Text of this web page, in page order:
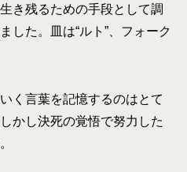
き残るための手段として調
した。皿は“ルト”、フォーク
く言葉を記憶するのはとて
かし決死の覚悟で努力した